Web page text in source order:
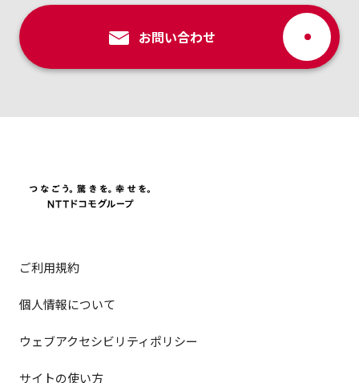
お問い合わせ
ご利用規約
個人情報について
ウェブアクセシビリティポリシー
サイトの使い方